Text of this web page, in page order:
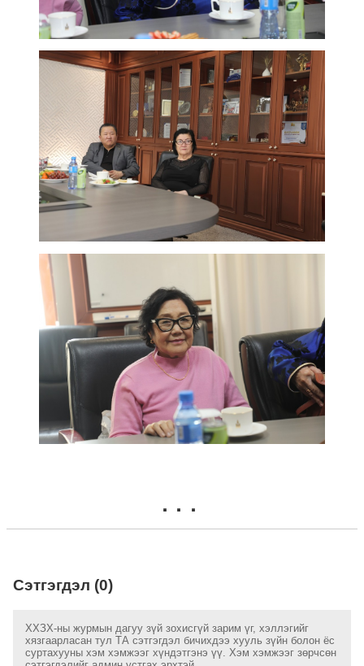
Сэтгэгдэл (0)
ХХЗХ-ны журмын дагуу зүй зохисгүй зарим үг, хэллэгийг
хязгаарласан тул ТА сэтгэгдэл бичихдээ хууль зүйн болон ёс
суртахууны хэм хэмжээг хүндэтгэнэ үү. Хэм хэмжээг зөрчсөн